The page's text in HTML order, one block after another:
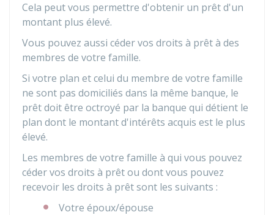
Cela peut vous permettre d'obtenir un prêt d'un
montant plus élevé.
Vous pouvez aussi céder vos droits à prêt à des
membres de votre famille.
Si votre plan et celui du membre de votre famille
ne sont pas domiciliés dans la même banque, le
prêt doit être octroyé par la banque qui détient le
plan dont le montant d'intérêts acquis est le plus
élevé.
Les membres de votre famille à qui vous pouvez
céder vos droits à prêt ou dont vous pouvez
recevoir les droits à prêt sont les suivants :
Votre époux/épouse